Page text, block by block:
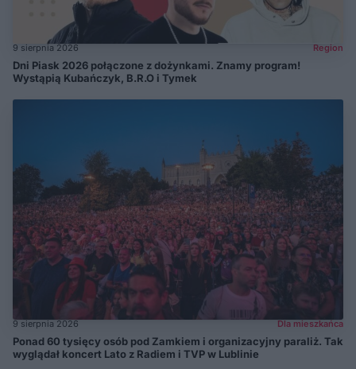
9 sierpnia 2026 Region
Dni Piask 2026 połączone z dożynkami. Znamy program!
Wystąpią Kubańczyk, B.R.O i Tymek
9 sierpnia 2026 Dla mieszkańca
Ponad 60 tysięcy osób pod Zamkiem i organizacyjny paraliż. Tak
wyglądał koncert Lato z Radiem i TVP w Lublinie